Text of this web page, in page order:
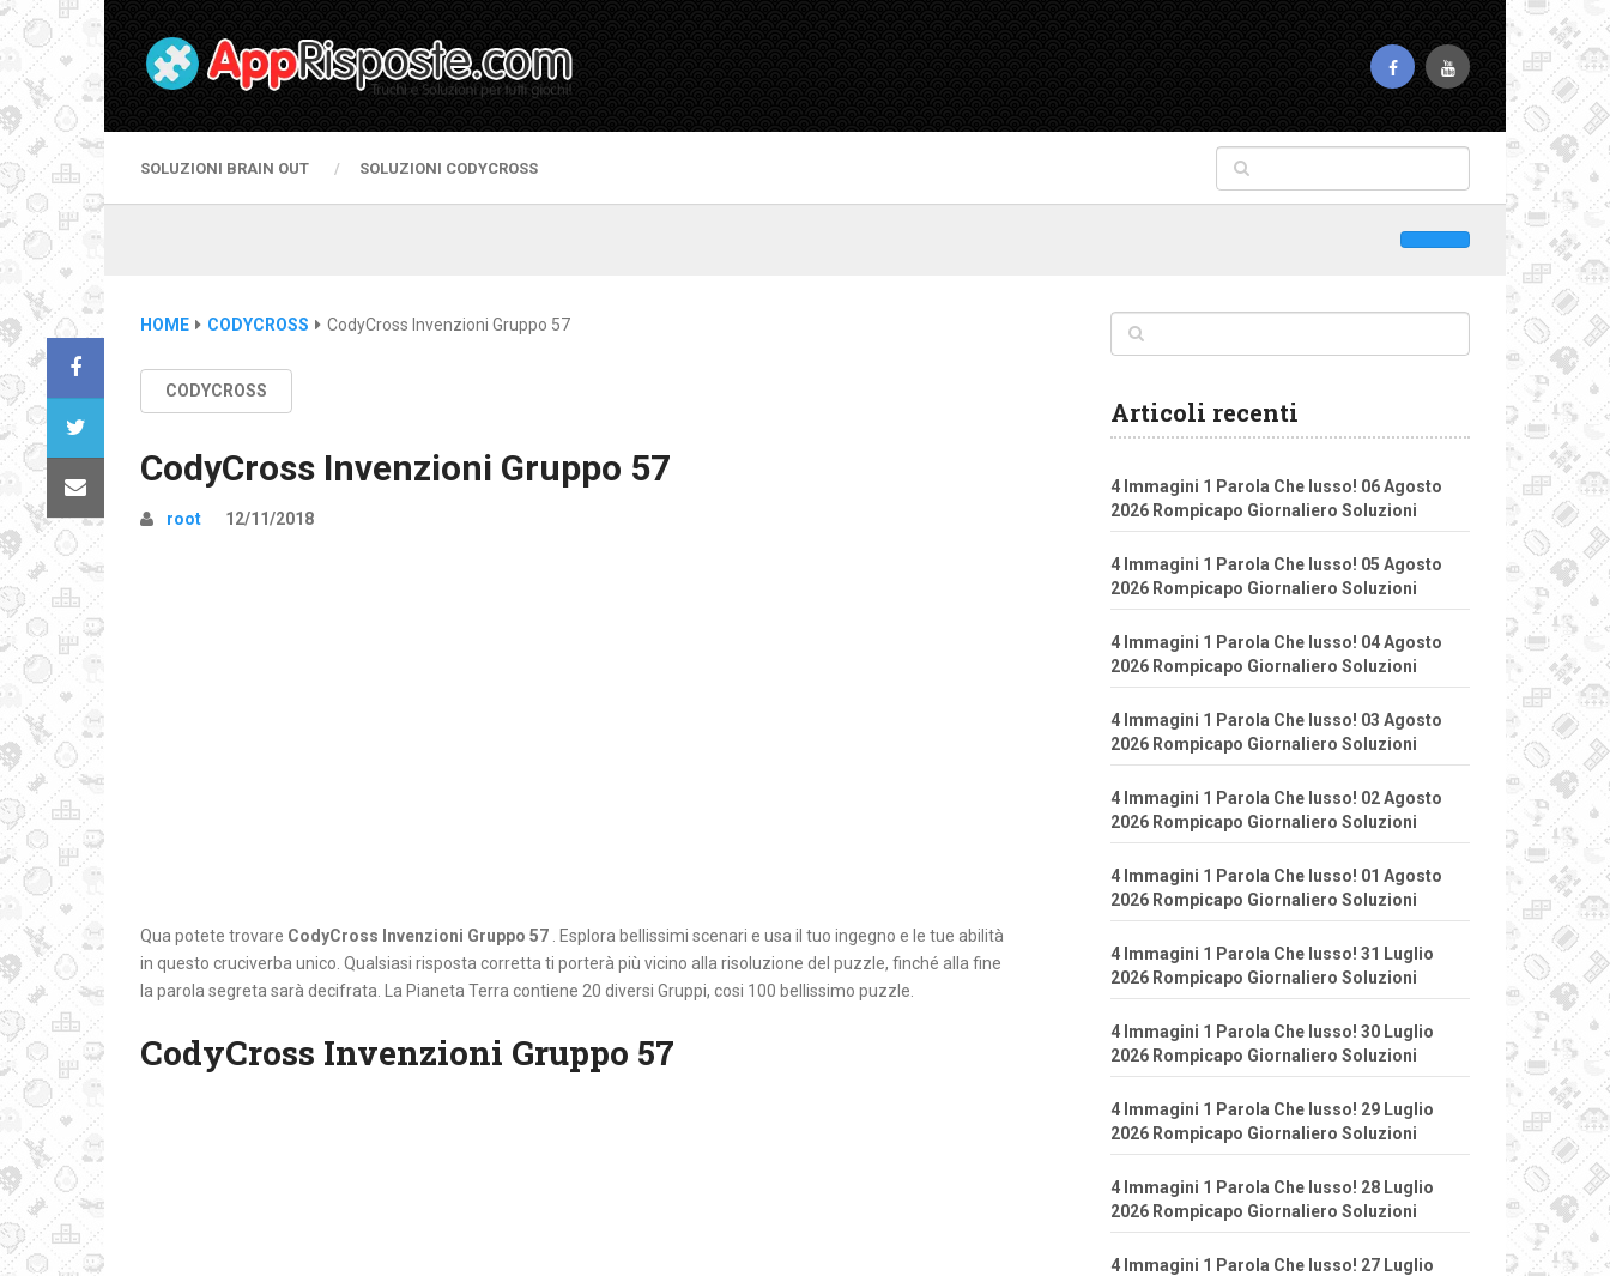
SOLUZIONI BRAIN OUT SOLUZIONI CODYCROSS
HOME CODYCROSS CodyCross Invenzioni Gruppo 57
CODYCROSS
CodyCross Invenzioni Gruppo 57
root 12/11/2018
Qua potete trovare CodyCross Invenzioni Gruppo 57
. Esplora bellissimi scenari e usa il tuo ingegno e le tue abilità
in questo cruciverba unico. Qualsiasi risposta corretta ti porterà più vicino alla risoluzione del puzzle, finché alla fine
la parola segreta sarà decifrata. La Pianeta Terra contiene 20 diversi Gruppi, cosi 100 bellissimo puzzle.
CodyCross Invenzioni Gruppo 57
Articoli recenti
4 Immagini 1 Parola Che lusso! 06 Agosto
2026 Rompicapo Giornaliero Soluzioni
4 Immagini 1 Parola Che lusso! 05 Agosto
2026 Rompicapo Giornaliero Soluzioni
4 Immagini 1 Parola Che lusso! 04 Agosto
2026 Rompicapo Giornaliero Soluzioni
4 Immagini 1 Parola Che lusso! 03 Agosto
2026 Rompicapo Giornaliero Soluzioni
4 Immagini 1 Parola Che lusso! 02 Agosto
2026 Rompicapo Giornaliero Soluzioni
4 Immagini 1 Parola Che lusso! 01 Agosto
2026 Rompicapo Giornaliero Soluzioni
4 Immagini 1 Parola Che lusso! 31 Luglio
2026 Rompicapo Giornaliero Soluzioni
4 Immagini 1 Parola Che lusso! 30 Luglio
2026 Rompicapo Giornaliero Soluzioni
4 Immagini 1 Parola Che lusso! 29 Luglio
2026 Rompicapo Giornaliero Soluzioni
4 Immagini 1 Parola Che lusso! 28 Luglio
2026 Rompicapo Giornaliero Soluzioni
4 Immagini 1 Parola Che lusso! 27 Luglio